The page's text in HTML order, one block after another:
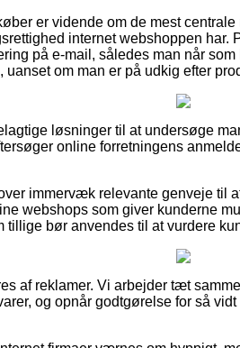
er vidende om de mest
internet webshoppen har.
på e-mail, således man når
uanset om man er på udkig efter
løsninger til at undersøge
online forretningens
immervæk relevante genveje til
webshops som giver kunderne
tillige bør anvendes til at vurdere
af reklamer. Vi arbejder tæt
og opnår godtgørelse for så